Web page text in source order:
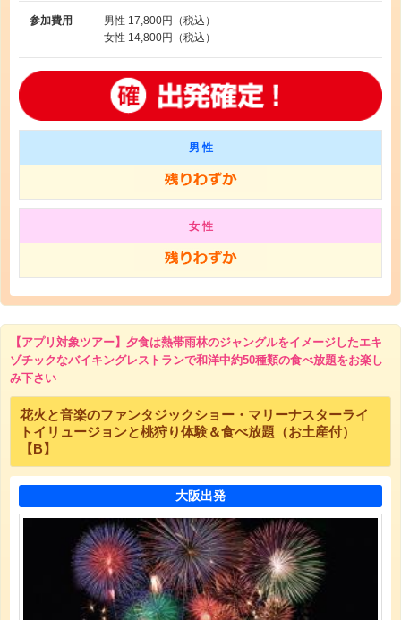
参加費用 男性 17,800円（税込）
女性 14,800円（税込）
男 性
女 性
【アプリ対象ツアー】夕食は熱帯雨林のジャングルをイメージしたエキ
ゾチックなバイキングレストランで和洋中約50種類の食べ放題をお楽し
み下さい
花火と音楽のファンタジックショー・マリーナスターライ
トイリュージョンと桃狩り体験＆食べ放題（お土産付）
【B】
大阪出発